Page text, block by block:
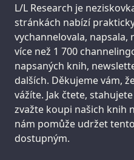
Support us:
L/L Research je
stránkách nabízí
vychannelovala, napsala,
více než 1 700
napsaných knih,
dalších. Děkujeme vám,
vážíte. Jak čtete,
zvažte koupi našich knih
nám pomůže udržet
dostupným.